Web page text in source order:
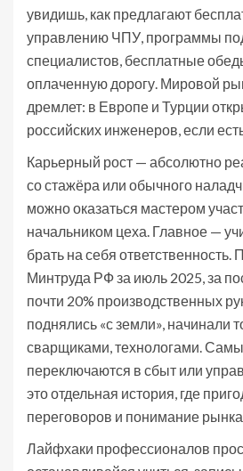
увидишь, как предлагают
управлению ЧПУ, программы
специалистов, бесплатные
оплаченную дорогу. Мировой
дремлет: в Европе и Турции
российских инженеров, если
Карьерный рост — абсолютно
со стажёра или обычного
можно оказаться мастером
начальником цеха. Главное —
брать на себя ответственность.
Минтруда РФ за июль 2025, за
почти 20% производственных
поднялись «с земли», начинали
сварщиками, технологами.
переключаются в сбыт или
это отдельная история, где
переговоров и понимание
Лайфхаки профессионалов